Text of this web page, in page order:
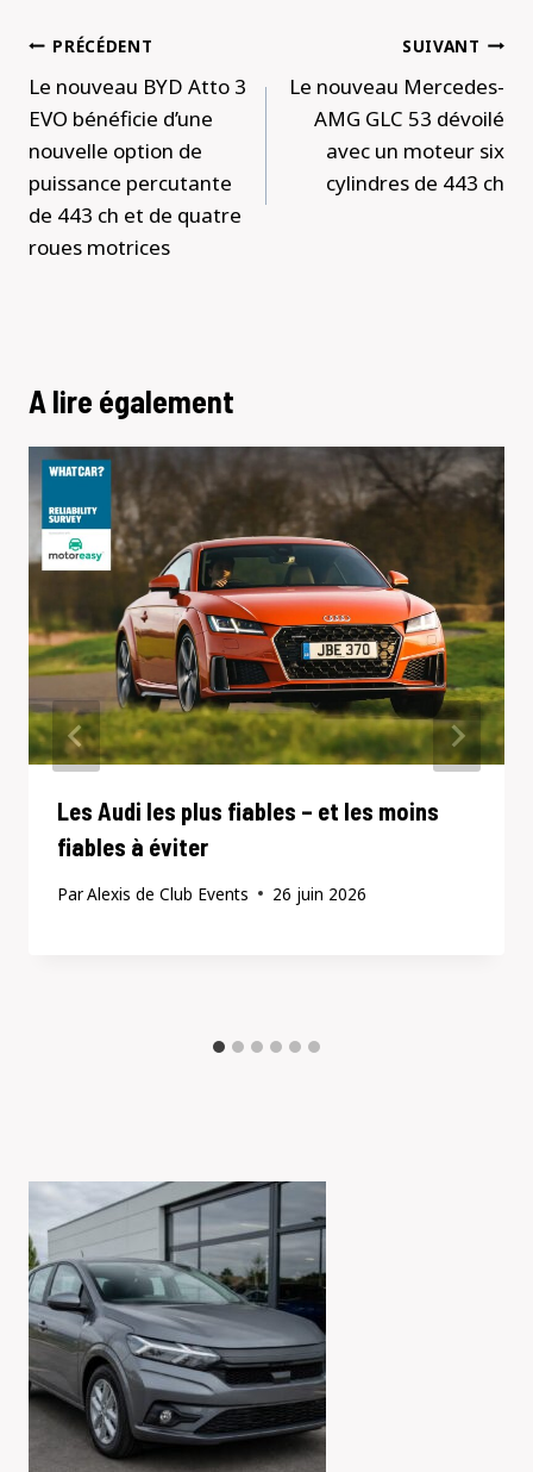
Navigation
de
l’article
PRÉCÉDENT
Le nouveau BYD Atto 3
EVO bénéficie d’une
nouvelle option de
puissance percutante
de 443 ch et de quatre
roues motrices
SUIVANT
Le nouveau Mercedes-
AMG GLC 53 dévoilé
avec un moteur six
cylindres de 443 ch
A lire également
Les Audi les plus fiables – et les moins
fiables à éviter
ParAlexis de Club Events 26 juin 2026